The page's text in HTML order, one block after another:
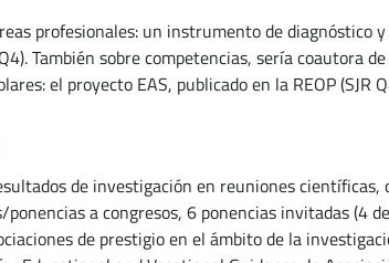
profesionales: un instrumento de diagnóstico
También sobre competencias, sería
el proyecto EAS, publicado en la REOP (SJR
de investigación en reuniones
a congresos, 6 ponencias invitadas (4
de prestigio en el ámbito de la